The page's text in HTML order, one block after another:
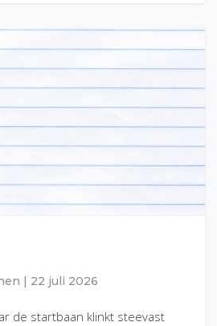
22 juli 2026
de startbaan klinkt steevast